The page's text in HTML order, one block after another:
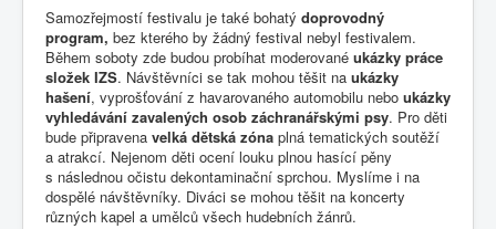
Samozřejmostí festivalu je také bohatý doprovodný
program, bez kterého by žádný festival nebyl festivalem.
Během soboty zde budou probíhat moderované ukázky práce
složek IZS. Návštěvníci se tak mohou těšit na ukázky
hašení, vyprošťování z havarovaného automobilu nebo ukázky
vyhledávání zavalených osob záchranářskými psy. Pro děti
bude připravena velká dětská zóna plná tematických soutěží
a atrakcí. Nejenom děti ocení louku plnou hasící pěny
s následnou očistu dekontaminační sprchou. Myslíme i na
dospělé návštěvníky. Diváci se mohou těšit na koncerty
různých kapel a umělců všech hudebních žánrů.